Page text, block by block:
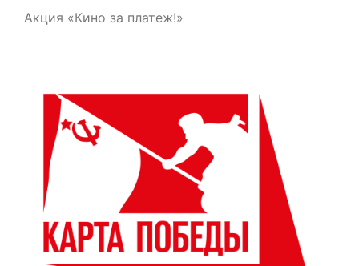
Акция «Кино за платеж!»